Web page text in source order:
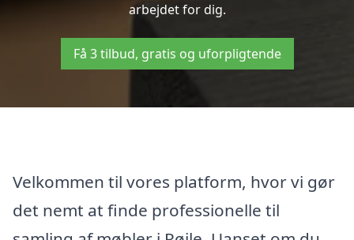
arbejdet for dig.
Få 3 tilbud, gratis og uforpligtende
Velkommen til vores platform, hvor vi gør
det nemt at finde professionelle til